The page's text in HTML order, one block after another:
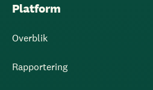
Platform
Overblik
Rapportering